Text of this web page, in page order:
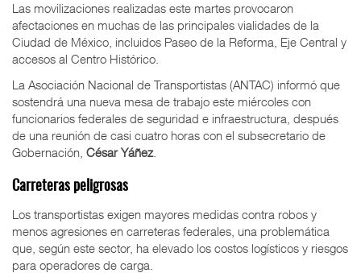
Las movilizaciones realizadas este martes provocaron
afectaciones en muchas de las principales vialidades de la
Ciudad de México, incluidos Paseo de la Reforma, Eje Central y
accesos al Centro Histórico.
La Asociación Nacional de Transportistas (ANTAC) informó que
sostendrá una nueva mesa de trabajo este miércoles con
funcionarios federales de seguridad e infraestructura, después
de una reunión de casi cuatro horas con el subsecretario de
Gobernación, César Yáñez.
Carreteras peligrosas
Los transportistas exigen mayores medidas contra robos y
menos agresiones en carreteras federales, una problemática
que, según este sector, ha elevado los costos logísticos y riesgos
para operadores de carga.